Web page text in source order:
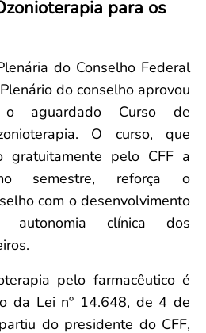
salarial Farmácias e Drogaria
Inscritos no CRF/MS
para os
do Conselho Federal
do conselho aprovou
o aguardado Curso de
O curso, que
gratuitamente pelo CFF a
semestre, reforça o
com o desenvolvimento
clínica dos
pelo farmacêutico é
da Lei nº 14.648, de 4 de
do presidente do CFF,